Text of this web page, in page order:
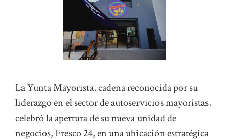
La Yunta Mayorista, cadena reconocida por su
liderazgo en el sector de autoservicios mayoristas,
celebró la apertura de su nueva unidad de
negocios, Fresco 24, en una ubicación estratégica